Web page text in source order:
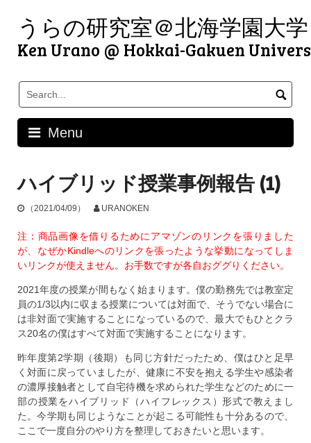
contentうらの研究室＠北海学園大学
Ken Urano @ Hokkai-Gakuen
Menu
ハイブリッド授業事例報告 (1)
（2021/04/09） URANOKEN
注：商品画像を借りるためにアマゾンのリンクを張りました
が、なぜかKindleへのリンクを張ったような挙動になってしま
いリンクが使えません。お手数ですが各自おググりください。
2021年度の授業が間もなく始まります。僕の勤務先では教室定
員の1/3以内に収まる授業については対面で、そうでない場合に
は非対面で実施することになっているので、最大でもひとクラ
ス20名の僕はすべて対面で実施することになります。
昨年度第2学期（後期）も同じ方針だったため、僕はひと足早
く対面に戻っていましたが、健康に不安を抱える学生や感染者
の濃厚接触者として自宅待機を求められた学生などのために一
部の授業をハイブリッド（ハイフレックス）形式で教えまし
た。今学期も同じようなことが起こる可能性も十分あるので、
ここで一度自分のやり方を整理しておきたいと思います。